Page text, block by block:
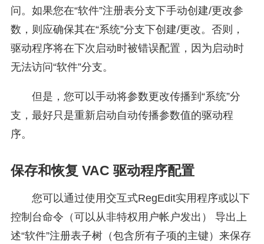
问。如果您在“软件”注册表分支下手动创建/更改参
数，则应确保其在“系统”分支下创建/更改。否则，
驱动程序将在下次启动时被错误配置，因为启动时
无法访问“软件”分支。
但是，您可以手动将参数更改传播到“系统”分
支，最好只是重新启动自动传播参数值的驱动程
序。
保存和恢复 VAC 驱动程序配置
您可以通过使用交互式RegEdit实用程序或以下
控制台命令（可以从非特权用户帐户发出） 导出上
述“软件”注册表子树（包含所有子项的主键）来保存